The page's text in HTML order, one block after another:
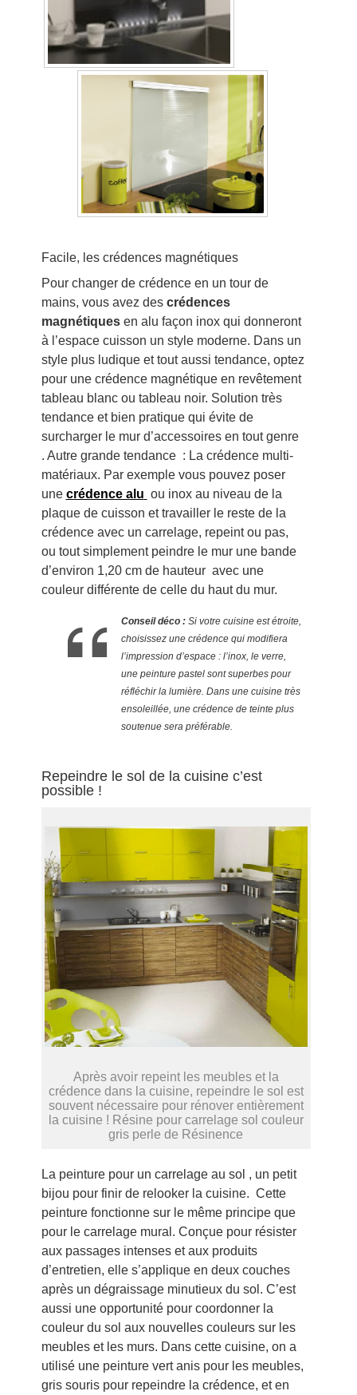
Facile, les crédences magnétiques
Pour changer de crédence en un tour de
mains, vous avez des crédences
magnétiquesen alu façon inox qui donneront
à l’espace cuisson un style moderne. Dans un
style plus ludique et tout aussi tendance, optez
pour une crédence magnétique en revêtement
tableau blanc ou tableau noir. Solution très
tendance et bien pratique qui évite de
surcharger le mur d’accessoires en tout genre
. Autre grande tendance : La crédence multi-
matériaux. Par exemple vous pouvez poser
une crédence alu ou inox au niveau de la
plaque de cuisson et travailler le reste de la
crédence avec un carrelage, repeint ou pas,
ou tout simplement peindre le mur une bande
d’environ 1,20 cm de hauteur avec une
couleur différente de celle du haut du mur.
Conseil déco : Si votre cuisine est étroite,
choisissez une crédence qui modifiera
l’impression d’espace : l’inox, le verre,
une peinture pastel sont superbes pour
réfléchir la lumière. Dans une cuisine très
ensoleillée, une crédence de teinte plus
soutenue sera préférable.
Repeindre le sol de la cuisine c’est
possible !
Après avoir repeint les meubles et la
crédence dans la cuisine, repeindre le sol est
souvent nécessaire pour rénover entièrement
la cuisine ! Résine pour carrelage sol couleur
gris perle de Résinence
La peinture pour un carrelage au sol , un petit
bijou pour finir de relooker la cuisine. Cette
peinture fonctionne sur le même principe que
pour le carrelage mural. Conçue pour résister
aux passages intenses et aux produits
d’entretien, elle s’applique en deux couches
après un dégraissage minutieux du sol. C’est
aussi une opportunité pour coordonner la
couleur du sol aux nouvelles couleurs sur les
meubles et les murs. Dans cette cuisine, on a
utilisé une peinture vert anis pour les meubles,
gris souris pour repeindre la crédence, et en